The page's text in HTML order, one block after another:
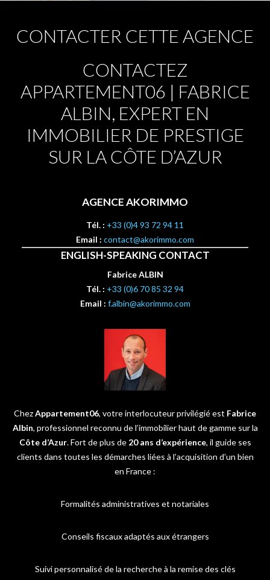
CONTACTER CETTE AGENCE
CONTACTEZ
APPARTEMENT06 | FABRICE
ALBIN, EXPERT EN
IMMOBILIER DE PRESTIGE
SUR LA CÔTE D’AZUR
AGENCE AKORIMMO
Tél. : +33 (0)4 93 72 94 11
Email : contact@akorimmo.com
ENGLISH-SPEAKING CONTACT
Fabrice ALBIN
Tél. : +33 (0)6 70 85 32 94
Email : f.albin@akorimmo.com
ChezAppartement06, votre interlocuteur privilégié est Fabrice
Albin, professionnel reconnu de l’immobilier haut de gamme sur la
Côte d’Azur. Fort de plus de 20 ans d’expérience, il guide ses
clients dans toutes les démarches liées à l’acquisition d’un bien
en France :
Formalités administratives et notariales
Conseils fiscaux adaptés aux étrangers
Suivi personnalisé de la recherche à la remise des clés